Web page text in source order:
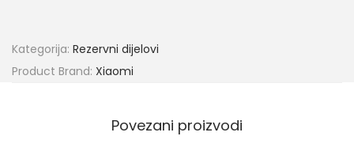
Kategorija: Rezervni dijelovi
Product Brand: Xiaomi
Povezani proizvodi